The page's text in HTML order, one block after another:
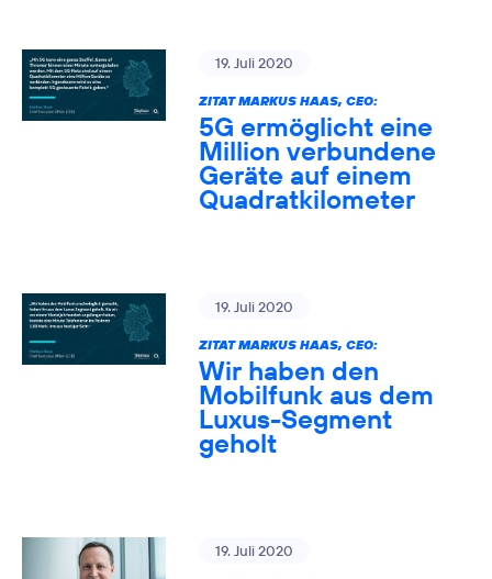
19. Juli 2020
ZITAT MARKUS HAAS, CEO:
5G ermöglicht eine
Million verbundene
Geräte auf einem
Quadratkilometer
19. Juli 2020
ZITAT MARKUS HAAS, CEO:
Wir haben den
Mobilfunk aus dem
Luxus-Segment
geholt
19. Juli 2020